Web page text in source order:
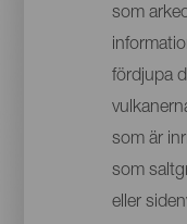
som
fördjupa
som är
som
eller